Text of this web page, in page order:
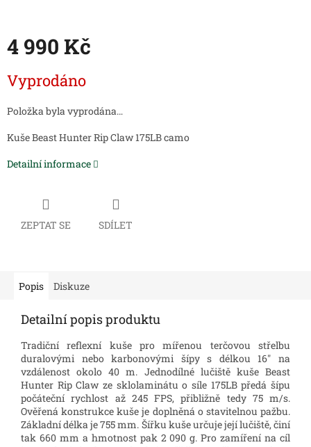
4 990 Kč
cena:
Vyprodáno
Položka byla vyprodána…
Kuše Beast Hunter Rip Claw 175LB camo
Detailní informace
ZEPTAT SE SDÍLET
Popis Diskuze
Detailní popis produktu
Tradiční reflexní kuše pro mířenou terčovou střelbu
duralovými nebo karbonovými šípy s délkou 16" na
vzdálenost okolo 40 m. Jednodílné lučiště kuše Beast
Hunter Rip Claw ze sklolaminátu o síle 175LB předá šípu
počáteční rychlost až 245 FPS, přibližně tedy 75 m/s.
Ověřená konstrukce kuše je doplněná o stavitelnou pažbu.
Základní délka je 755 mm. Šířku kuše určuje její lučiště, činí
tak 660 mm a hmotnost pak 2 090 g.Pro zamíření na cíl